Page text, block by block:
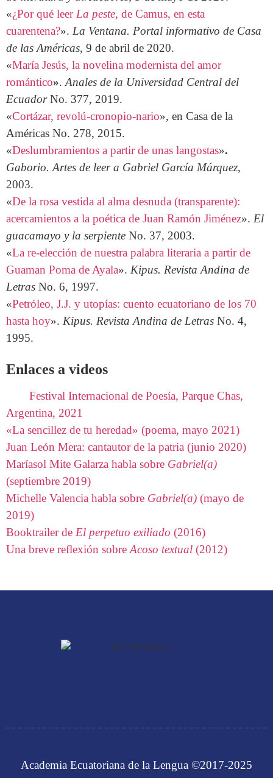
«¿Por qué leer La peste, de Camus, en esta
cuarentena?». La Ventana. Portal informativo de Casa
de las Américas, 9 de abril de 2020.
«María Jesús, la novelina modernista del amor
romántico». Anales de la Universidad Central del
EcuadorNo. 377, 2019.
«Cortázar, revolú-cronopio-nario», en Casa de la
Américas No. 278, 2015.
«Deslumbramientos a partir de unas langostas».
Gaborio. Artes de leer a Gabriel García Márquez,
2003.
«De la rosa vestida al alma desnuda (transparente):
acercamientos a la poética de Juan Ramón Jiménez». El
guacamayo y la serpiente No. 37, 2003.
«La re-elección de nuestra palabra literaria a partir de
Guaman Poma de Ayala». Kipus. Revista Andina de
Letras No. 6, 1997.
«Petróleo, J.J. y utopías: cuento ecuatoriano de los 70
hasta hoy». Kipus. Revista Andina de Letras No. 4,
1995.
Enlaces a videos
Festival Internacional de Poesía, Parque Chas,
Argentina, 2021
«La sencillez de tu heredad» (poema, mayo 2021)
Juan León Mera: cantautor de la patria (junio 2020)
Maríasol Mite Galarza habla sobre Gabriel(a)
(septiembre 2019)
Michelle Valencia habla sobre Gabriel(a) (mayo de
2019)
Booktrailer de El perpetuo exiliado (2016)
Una breve reflexión sobre Acoso textual (2012)
Academia Ecuatoriana de la Lengua ©2017-2025